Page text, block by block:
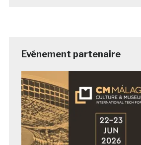
Evénement partenaire